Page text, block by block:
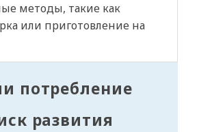
методы, такие как
или приготовление на
потребление
развития